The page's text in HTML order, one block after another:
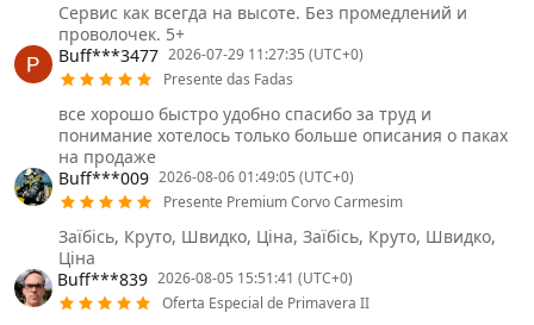
Сервис как всегда на высоте. Без промедлений и
проволочек. 5+
Buff***3477 2026-07-29 11:27:35 (UTC+0)
Presente das Fadas
все хорошо быстро удобно спасибо за труд и
понимание хотелось только больше описания о паках
на продаже
Buff***009 2026-08-06 01:49:05 (UTC+0)
Presente Premium Corvo Carmesim
Заїбісь, Круто, Швидко, Ціна, Заїбісь, Круто, Швидко,
Ціна
Buff***839 2026-08-05 15:51:41 (UTC+0)
Oferta Especial de Primavera II